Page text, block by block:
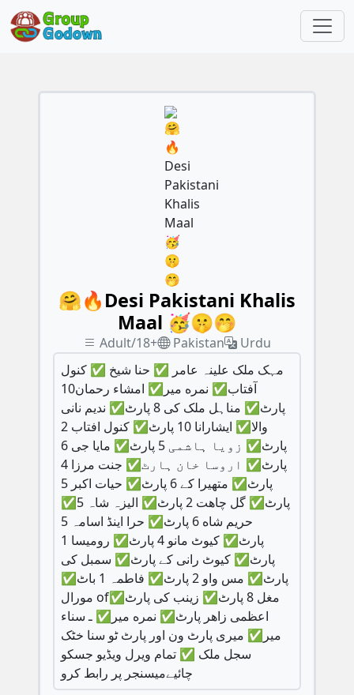
🤗🔥Desi Pakistani Khalis
Maal 🥳🤫🤭
Adult/18+ Pakistan
Urdu
مہک ملک علینہ عامر ✅ حنا شیخ ✅ کنول
آفتاب✅ نمره میر✅ امشاء رحمان10
پارٹ✅ مناہل ملک کی 8 پارٹ✅ ندیم نانی
والا✅ ایشارانا 10 پارٹ✅ کنول افتاب 2
پارٹ✅ زویا ہاشمی 5 پارٹ✅ مایا جی 6
پارٹ✅ اروسا خان ہارٹ✅ جنت مرزا 4
پارٹ✅ متھیرا کے 6 پارٹ✅ حیات اکبر 5
پارٹ✅ گل چاھت 2 پارٹ✅ الیزہ شاہ 5✅
حریم شاه 6 پارٹ✅ حرا اینڈ اسامہ 5
پارٹ✅ کیوٹ مانو 4 پارٹ✅ رومیسا 1
پارٹ✅ کیوٹ رانی کے پارٹ✅ سمبل کی
پارٹ✅ مس واو 2 پارٹ✅ فاطمہ 1 باٹ✅
مورال ofمغل 8 پارٹ✅ زینب کی پارٹ✅
اعظمی زاهر پارٹ✅ نمره میر✅ ـ سناء
میر✅ میری پارٹ ون اور پارٹ ٹو سنا خٹک
سجل ملک ✅ تمام ویرل ویڈیو جسکو
چائیےمیسنجر پر رابط کرو